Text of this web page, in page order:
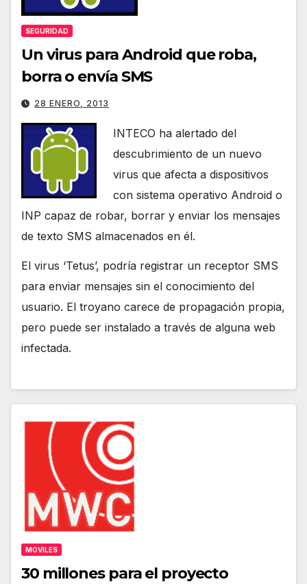
SEGURIDAD
Un virus para Android que roba,
borra o envía SMS
28 ENERO, 2013
INTECO ha alertado del
descubrimiento de un nuevo
virus que afecta a dispositivos
con sistema operativo Android o
INP capaz de robar, borrar y enviar los mensajes
de texto SMS almacenados en él.
El virus ‘Tetus’, podría registrar un receptor SMS
para enviar mensajes sin el conocimiento del
usuario. El troyano carece de propagación propia,
pero puede ser instalado a través de alguna web
infectada.
MOVILES
30 millones para el proyecto